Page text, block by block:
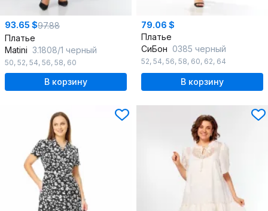
93.65 $97.88
Платье
Matini 3.1808/1 черный
50, 52, 54, 56, 58, 60
В корзину
79.06 $
Платье
СиБон 0385 черный
52, 54, 56, 58, 60, 62, 64
В корзину